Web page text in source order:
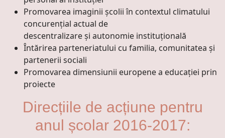
Promovarea imaginii şcolii în contextul climatului
concurenţial actual de
descentralizare şi autonomie instituţională
Întărirea parteneriatului cu familia, comunitatea şi
partenerii sociali
Promovarea dimensiunii europene a educației prin
proiecte
Direcțiile de acțiune pentru
anul școlar 2016-2017: